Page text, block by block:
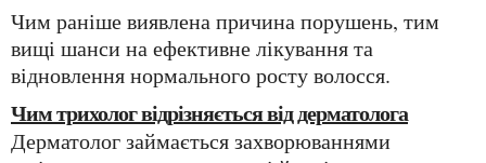
Чим раніше виявлена причина порушень, тим
вищі шанси на ефективне лікування та
відновлення нормального росту волосся.
Чим трихолог відрізняється від дерматолога
Дерматолог займається захворюваннями